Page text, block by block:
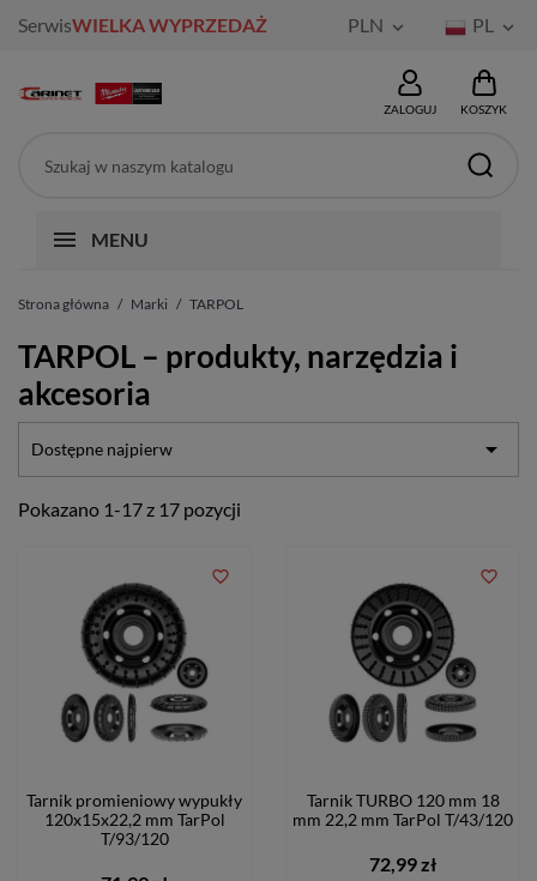
SerwisWIELKA WYPRZEDAŻ PLN  PL 
ZALOGUJ KOSZYK
MENU
Strona główna Marki TARPOL
TARPOL – produkty, narzędzia i
akcesoria
Dostępne najpierw 
Pokazano 1-17 z 17 pozycji
Tarnik promieniowy wypukły
120x15x22,2 mm TarPol
T/93/120
favorite_border
Tarnik TURBO 120 mm 18
mm 22,2 mm TarPol T/43/120
72,99 zł
favorite_border